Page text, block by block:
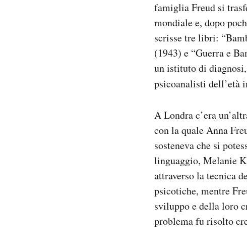
famiglia Freud si
mondiale e, dopo
scrisse tre libri:
(1943) e “Guerra e
un istituto di
psicoanalisti dell’età
A Londra c’era
con la quale Anna
sosteneva che si
linguaggio, Melanie
attraverso la tecnica
psicotiche, mentre
sviluppo e della loro
problema fu risolto